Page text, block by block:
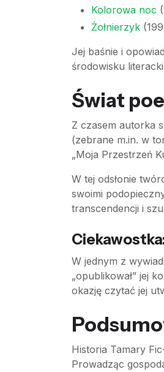
Kolorowa noc
Żołnierzyk
Jej baśnie i
środowisku
Świat
Z czasem autorka
(zebrane m.in. w
„Moja Przestrzeń
W tej odsłonie
swoimi
transcendencji i
W jednym z
„opublikował” jej
okazję czytać jej
Historia Tamary
Prowadząc